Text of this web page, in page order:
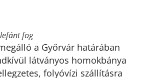
fog
a Győrvár határában
látványos homokbánya
folyóvízi szállításra